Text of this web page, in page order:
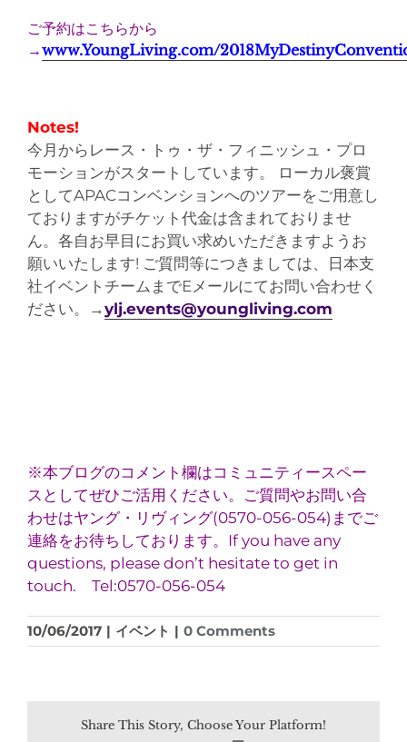
ご予約はこちらから
→www.YoungLiving.com/
Notes!
今月からレース・トゥ・ザ・フィニッシュ・プロ
モーションがスタートしています。 ローカル褒賞
としてAPACコンベンションへのツアーをご用意し
ておりますがチケット代金は含まれておりませ
ん。各自お早目にお買い求めいただきますようお
願いいたします! ご質問等につきましては、日本支
社イベントチームまでEメールにてお問い合わせく
ださい。→ylj.events@youngliving.com
※本ブログのコメント欄はコミュニティースペー
スとしてぜひご活用ください。ご質問やお問い合
わせはヤング・リヴィング(0570-056-054)までご
連絡をお待ちしております。If you have any
questions, please don’t hesitate to get in
touch. Tel:0570-056-054
10/06/2017 | イベント | 0 Comments
Share This Story, Choose Your Platform!